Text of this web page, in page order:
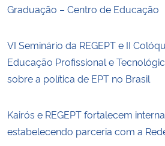
Graduação – Centro de Educação
VI Seminário da REGEPT e II
Educação Profissional e
sobre a política de EPT no Brasil
Kairós e REGEPT fortalecem
estabelecendo parceria com a